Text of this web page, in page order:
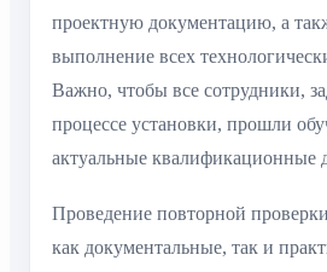
проектную документацию, а
выполнение всех
Важно, чтобы все сотрудники,
процессе установки, прошли
актуальные квалификационные
Проведение повторной
как документальные, так и